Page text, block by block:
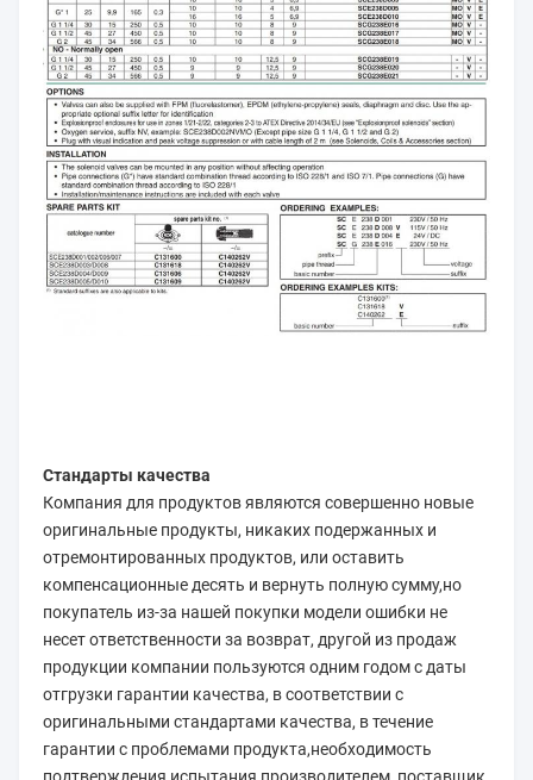
Стандарты качества
Компания для продуктов являются совершенно новые
оригинальные продукты, никаких подержанных и
отремонтированных продуктов, или оставить
компенсационные десять и вернуть полную сумму,но
покупатель из-за нашей покупки модели ошибки не
несет ответственности за возврат, другой из продаж
продукции компании пользуются одним годом с даты
отгрузки гарантии качества, в соответствии с
оригинальными стандартами качества, в течение
гарантии с проблемами продукта,необходимость
подтверждения испытания производителем, поставщик,